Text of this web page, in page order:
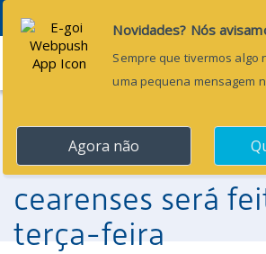
Menu
29 de agosto de 2017
Distribuição dos
referentes aos
cearenses será
terça-feira